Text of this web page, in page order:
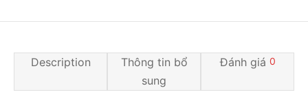
Description
Thông tin bổ
sung
Đánh giá 0